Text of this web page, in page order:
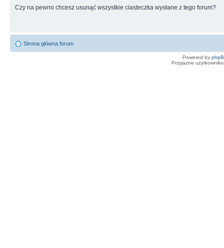
Czy na pewno chcesz usunąć wszystkie ciasteczka wysłane z tego forum?
Strona główna forum
Powered by
Przyjazne